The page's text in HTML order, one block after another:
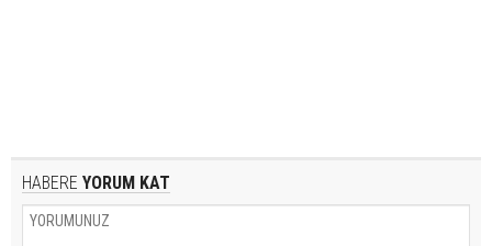
HABERE YORUM KAT